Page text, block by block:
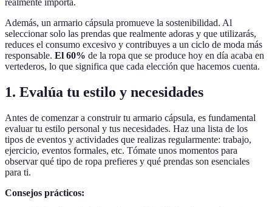
realmente importa.
Además, un armario cápsula promueve la sostenibilidad. Al
seleccionar solo las prendas que realmente adoras y que utilizarás,
reduces el consumo excesivo y contribuyes a un ciclo de moda más
responsable. El 60% de la ropa que se produce hoy en día acaba en
vertederos, lo que significa que cada elección que hacemos cuenta.
1. Evalúa tu estilo y necesidades
Antes de comenzar a construir tu armario cápsula, es fundamental
evaluar tu estilo personal y tus necesidades. Haz una lista de los
tipos de eventos y actividades que realizas regularmente: trabajo,
ejercicio, eventos formales, etc. Tómate unos momentos para
observar qué tipo de ropa prefieres y qué prendas son esenciales
para ti.
Consejos prácticos: